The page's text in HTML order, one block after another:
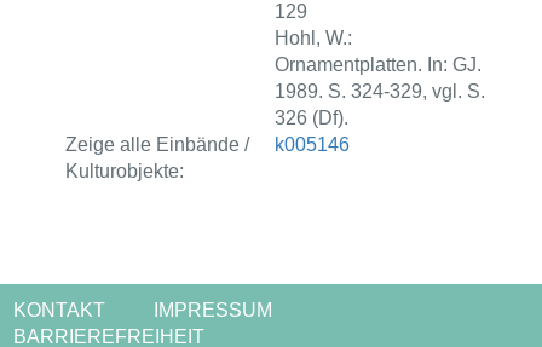
129
Hohl, W.:
Ornamentplatten. In: GJ.
1989. S. 324-329, vgl. S.
326 (Df).
Zeige alle Einbände /
Kulturobjekte:
k005146
KONTAKT
IMPRESSUM
BARRIEREFREIHEIT